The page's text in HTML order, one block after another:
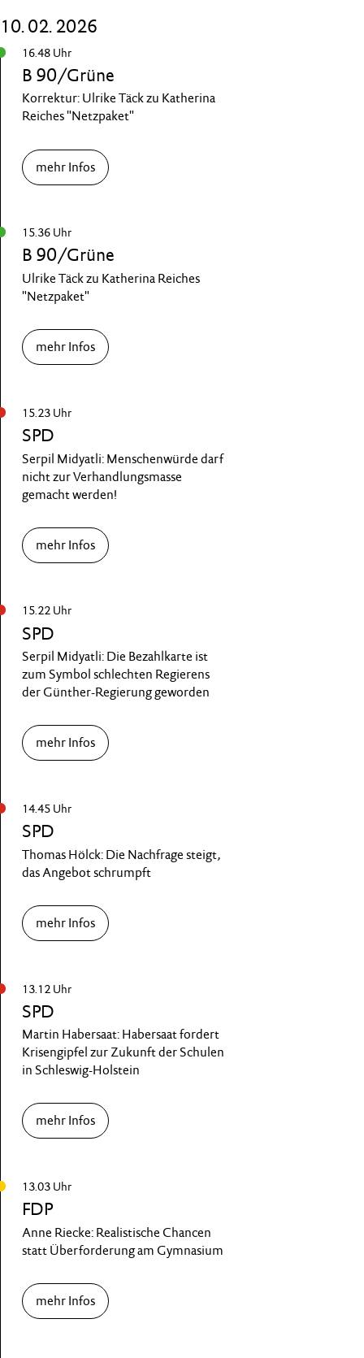
10. 02. 2026
16.48 Uhr
B 90/Grüne
Korrektur: Ulrike Täck zu Katherina
Reiches "Netzpaket"
mehr Infos
15.36 Uhr
B 90/Grüne
Ulrike Täck zu Katherina Reiches
"Netzpaket"
mehr Infos
15.23 Uhr
SPD
Serpil Midyatli: Menschenwürde darf
nicht zur Verhandlungsmasse
gemacht werden!
mehr Infos
15.22 Uhr
SPD
Serpil Midyatli: Die Bezahlkarte ist
zum Symbol schlechten Regierens
der Günther-Regierung geworden
mehr Infos
14.45 Uhr
SPD
Thomas Hölck: Die Nachfrage steigt,
das Angebot schrumpft
mehr Infos
13.12 Uhr
SPD
Martin Habersaat: Habersaat fordert
Krisengipfel zur Zukunft der Schulen
in Schleswig-Holstein
mehr Infos
13.03 Uhr
FDP
Anne Riecke: Realistische Chancen
statt Überforderung am Gymnasium
mehr Infos